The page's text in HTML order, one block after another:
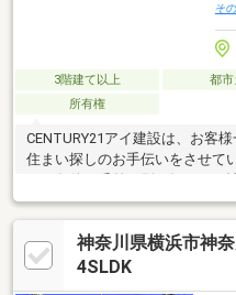
そ
3階建て以上 都市
所有権
CENTURY21アイ建設は、お客
住まい探しのお手伝いをさせて
れ。だからこそマニュアルでは
メイドのサポートを。物件探し
者として並走させていただきま
まずはご相談ください。グルー
神奈川県横浜市神
4SLDK